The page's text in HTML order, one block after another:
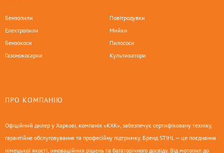
Бензопили
Електропили
Бензокоси
Газонокосарки
Повітродувки
Мийки
Пилососи
Культиватори
ПРО КОМПАНІЮ
Офіційний дилер у Харкові, компанія «КХК», забезпечує сертифіковану техніку,
гарантійне обслуговування та професійну підтримку. Бренд STIHL — це поєднання
німецької якості, інноваційних рішень та багаторічного досвіду. Від мотопил до